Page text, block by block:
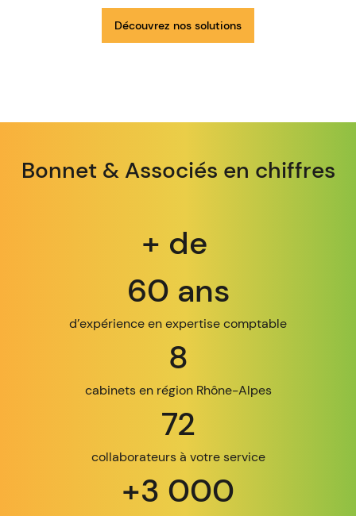
Découvrez nos solutions
Bonnet & Associés en chiffres
+ de
60 ans
d’expérience en expertise comptable
8
cabinets en région Rhône-Alpes
72
collaborateurs à votre service
+3 000